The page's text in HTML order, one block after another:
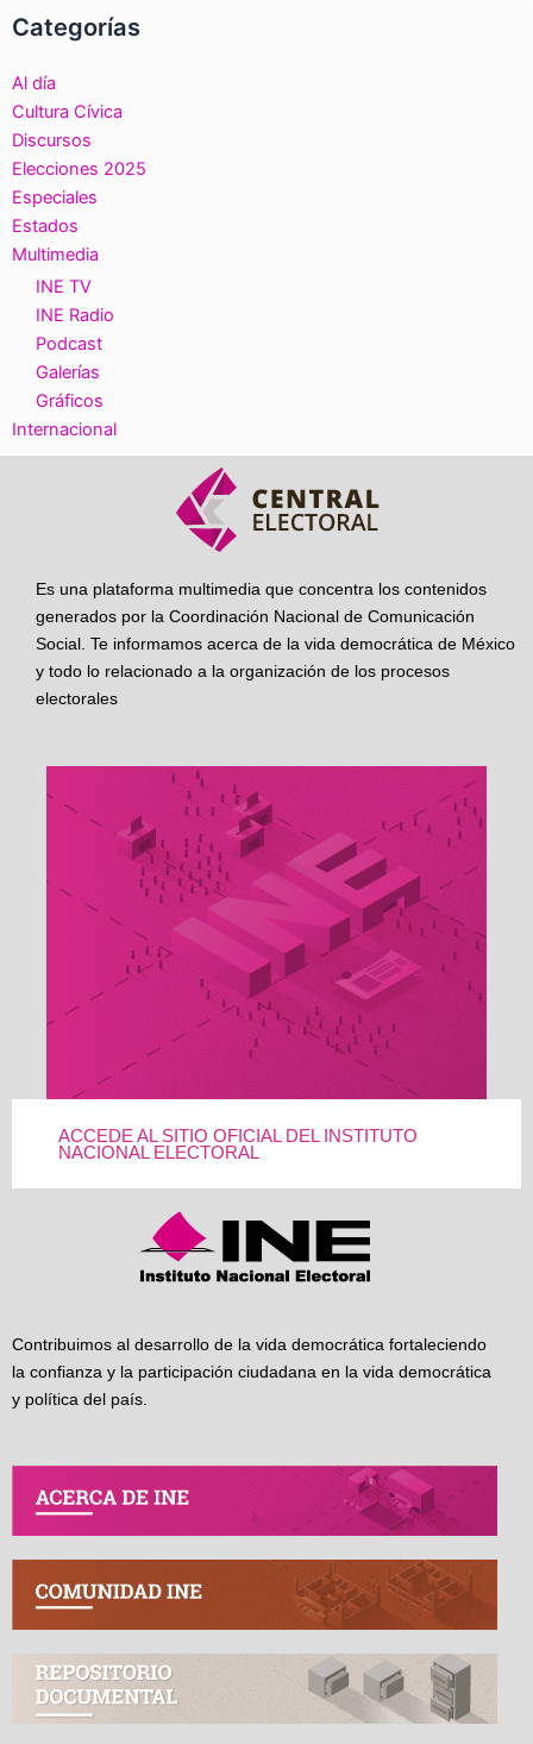
Categorías
Al día
Cultura Cívica
Discursos
Elecciones 2025
Especiales
Estados
Multimedia
INE TV
INE Radio
Podcast
Galerías
Gráficos
Internacional
Es una plataforma multimedia que concentra los contenidos
generados por la Coordinación Nacional de Comunicación
Social. Te informamos acerca de la vida democrática de México
y todo lo relacionado a la organización de los procesos
electorales
ACCEDE AL SITIO OFICIAL DEL INSTITUTO
NACIONAL ELECTORAL
Contribuimos al desarrollo de la vida democrática fortaleciendo
la confianza y la participación ciudadana en la vida democrática
y política del país.